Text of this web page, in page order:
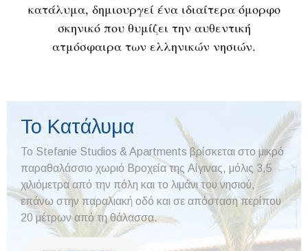
κατάλυμα, δημιουργεί ένα ιδιαίτερα όμορφο
σκηνικό που θυμίζει την αυθεντική
ατμόσφαιρα των ελληνικών νησιών.
Το Κατάλυμα
Το Stefanie Studios & Apartments βρίσκεται στο μικρό
παραθαλάσσιο χωριό Βροχεία της Αίγινας, μόλις 3,5
χιλιόμετρα από την πόλη και το λιμάνι του νησιού,
επάνω στην παραλιακή οδό και σε απόσταση περίπου
20 μέτρων από τη θάλασσα.